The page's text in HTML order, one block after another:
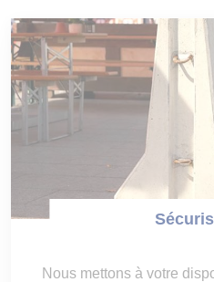
Nous mettons à votre